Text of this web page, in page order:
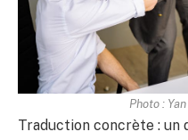
Photo :
Traduction concrète : un